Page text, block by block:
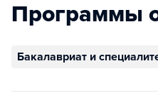
Программы
Бакалавриат и